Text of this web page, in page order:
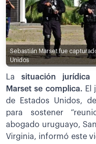
Sebastián Marset fue
Unidos
La situación jurídica
Marset se complica. El
de Estados Unidos,
para sostener
abogado uruguayo,
Virginia, informó este